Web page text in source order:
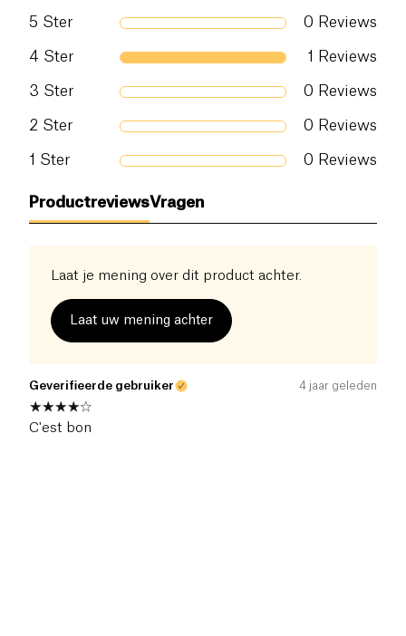
Zout (g) 0.022 g
5 Ster 0 Reviews
4 Ster 1 Reviews
3 Ster 0 Reviews
2 Ster 0 Reviews
1 Ster 0 Reviews
ProductreviewsVragen
Laat je mening over dit product achter.
Laat uw mening achter
Geverifieerde gebruiker 4 jaar geleden
C'est bon